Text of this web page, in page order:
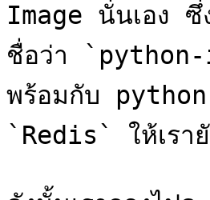
Image นั่นเอง
ชื่อว่า `python-
พร้อมกับ
`Redis` ให้เรายั